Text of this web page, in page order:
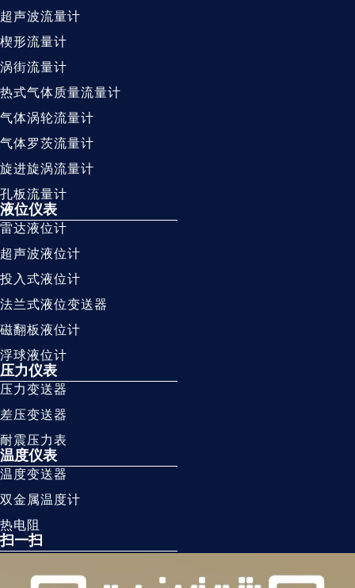
超声波流量计
楔形流量计
涡街流量计
热式气体质量流量计
气体涡轮流量计
气体罗茨流量计
旋进旋涡流量计
孔板流量计
液位仪表
雷达液位计
超声波液位计
投入式液位计
法兰式液位变送器
磁翻板液位计
浮球液位计
压力仪表
压力变送器
差压变送器
耐震压力表
温度仪表
温度变送器
双金属温度计
热电阻
扫一扫